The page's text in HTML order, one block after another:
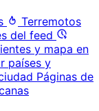
Terremotos
del feed
y mapa en
países y
Páginas de